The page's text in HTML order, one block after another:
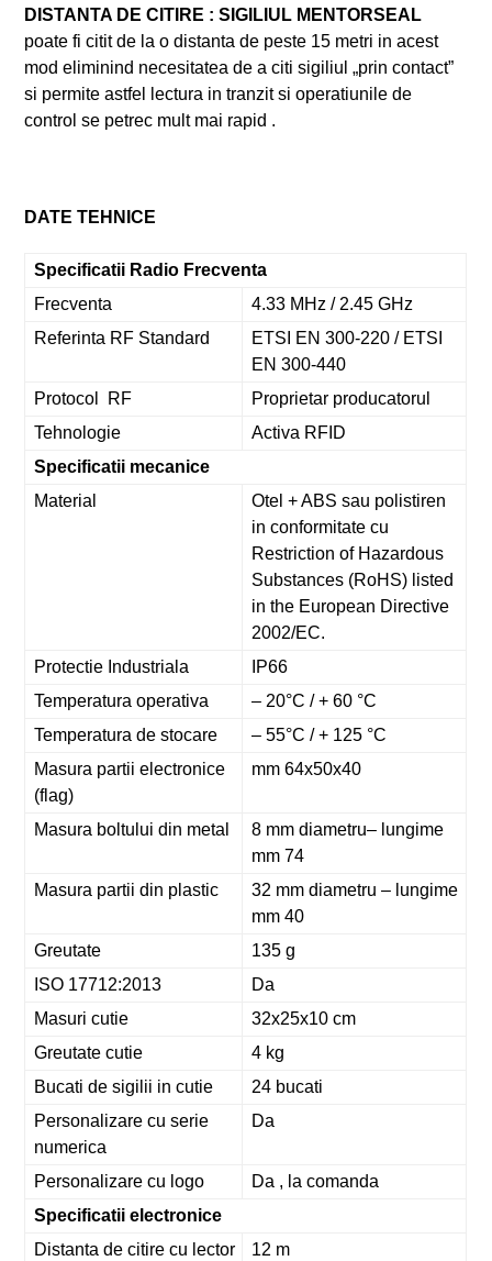
DISTANTA DE CITIRE : SIGILIUL MENTORSEAL
poate fi citit de la o distanta de peste 15 metri in acest
mod eliminind necesitatea de a citi sigiliul „prin contact”
si permite astfel lectura in tranzit si operatiunile de
control se petrec mult mai rapid .
DATE TEHNICE
Specificatii Radio Frecventa
Frecventa
4.33 MHz / 2.45 GHz
Referinta RF Standard
ETSI EN 300-220 / ETSI
EN 300-440
Protocol RF
Proprietar producatorul
Tehnologie
Activa RFID
Specificatii mecanice
Material
Otel + ABS sau polistiren
in conformitate cu
Restriction of Hazardous
Substances (RoHS) listed
in the European Directive
2002/EC.
Protectie Industriala
IP66
Temperatura operativa
– 20°C / + 60 °C
Temperatura de stocare
– 55°C / + 125 °C
Masura partii electronice
(flag)
mm 64x50x40
Masura boltului din metal
8 mm diametru– lungime
mm 74
Masura partii din plastic
32 mm diametru – lungime
mm 40
Greutate
135 g
ISO 17712:2013
Da
Masuri cutie
32x25x10 cm
Greutate cutie
4 kg
Bucati de sigilii in cutie
24 bucati
Personalizare cu serie
numerica
Da
Personalizare cu logo
Da , la comanda
Specificatii electronice
Distanta de citire cu lector
12 m